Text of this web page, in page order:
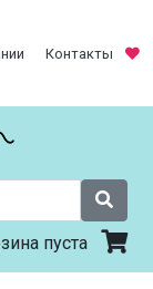
Контакты
пуста